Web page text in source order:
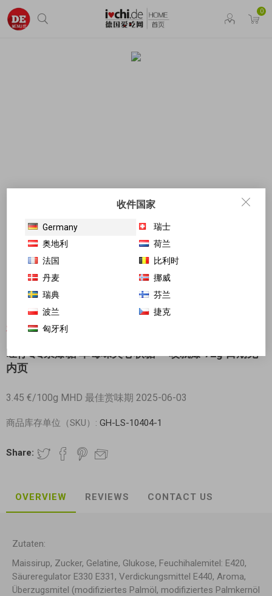
0
对不起-这个产品已经不再提供
旺仔QQ浆爆糖 草莓味夹心软糖 一咬就爆 72g 日期见
内页
3.45 €/100g MHD 最佳赏味期 2025-06-03
商品库存单位（SKU）: GH-LS-10404-1
Share:
OVERVIEW REVIEWS CONTACT US
Zutaten:
Maissirup, Zucker, Gelatine, Glukose, Feuchihalemitel: E420,
Säureregulator E330 E331, Verdickungsmittel E440, Aroma,
Überzugsmitel (modifiziertes Palmöl, modifiziertes Palmkernöl
收件国家
Germany
瑞士
奥地利
荷兰
法国
比利时
丹麦
挪威
瑞典
芬兰
波兰
捷克
匈牙利